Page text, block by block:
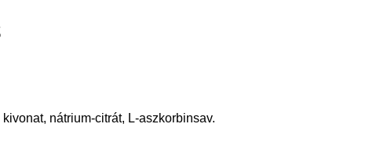
nátrium-citrát, L-aszkorbinsav.